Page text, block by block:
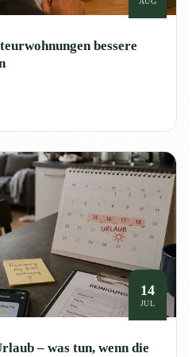
bessere
14
JUL
– was tun, wenn die